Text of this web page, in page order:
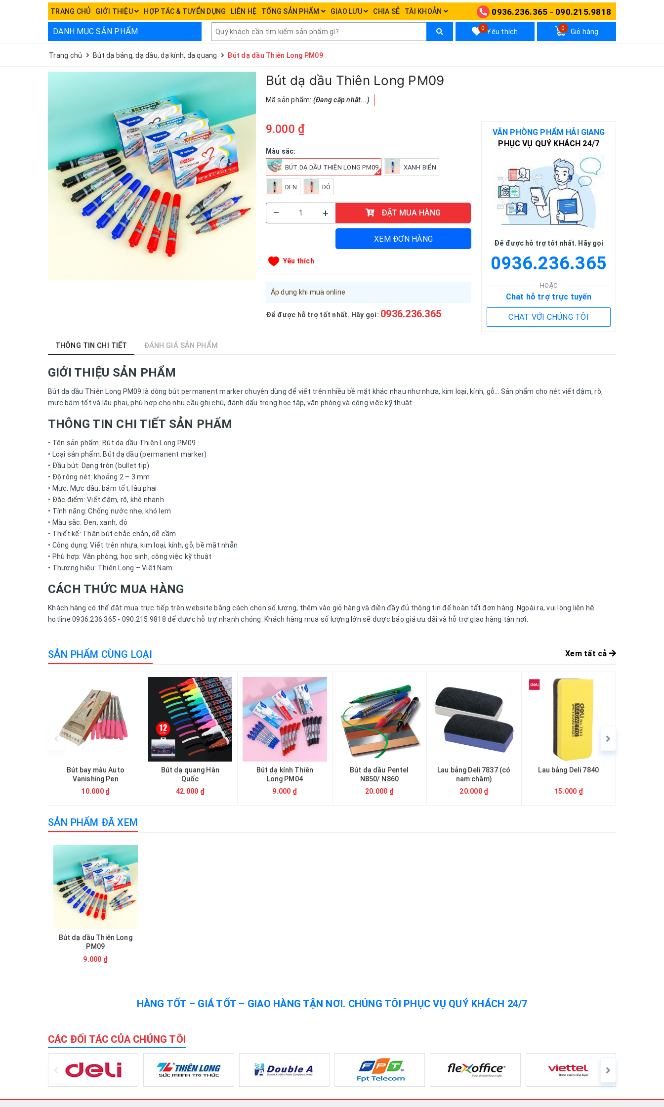
TRANG CHỦ GIỚI THIỆU HỢP TÁC & TUYỂN DỤNG LIÊN HỆ TỔNG SẢN PHẨM GIAO LƯU CHIA SẺ TÀI KHOẢN 0936.236.365 - 090.215.9818
DANH MỤC SẢN PHẨM Yêu thích
0 Giỏ hàng
0
Trang chủ Bút dạ bảng, dạ dầu, dạ kính, dạ quang Bút dạ dầu Thiên Long PM09
Bút dạ dầu Thiên Long PM09
Mã sản phẩm: (Đang cập nhật...)
9.000 ₫
Màu sắc:
BÚT DẠ DẦU THIÊN LONG PM09 XANH BIỂN
ĐEN ĐỎ
– + ĐẶT MUA HÀNG
XEM ĐƠN HÀNG
Yêu thích
Áp dụng khi mua online
Để được hỗ trợ tốt nhất. Hãy gọi: 0936.236.365
VĂN PHÒNG PHẨM HẢI GIANG
PHỤC VỤ QUÝ KHÁCH 24/7
Để được hỗ trợ tốt nhất. Hãy gọi
0936.236.365
HOẶC
Chat hỗ trợ trực tuyến
CHAT VỚI CHÚNG TÔI
THÔNG TIN CHI TIẾT ĐÁNH GIÁ SẢN PHẨM
GIỚI THIỆU SẢN PHẨM
Bút dạ dầu Thiên Long PM09 là dòng bút permanent marker chuyên dùng để viết trên nhiều bề mặt khác nhau như nhựa, kim loại, kính, gỗ… Sản phẩm cho nét viết đậm, rõ,
mực bám tốt và lâu phai, phù hợp cho nhu cầu ghi chú, đánh dấu trong học tập, văn phòng và công việc kỹ thuật.
THÔNG TIN CHI TIẾT SẢN PHẨM
• Tên sản phẩm: Bút dạ dầu Thiên Long PM09
• Loại sản phẩm: Bút dạ dầu (permanent marker)
• Đầu bút: Dạng tròn (bullet tip)
• Độ rộng nét: khoảng 2 – 3 mm
• Mực: Mực dầu, bám tốt, lâu phai
• Đặc điểm: Viết đậm, rõ, khô nhanh
• Tính năng: Chống nước nhẹ, khó lem
• Màu sắc: Đen, xanh, đỏ
• Thiết kế: Thân bút chắc chắn, dễ cầm
• Công dụng: Viết trên nhựa, kim loại, kính, gỗ, bề mặt nhẵn
• Phù hợp: Văn phòng, học sinh, công việc kỹ thuật
• Thương hiệu: Thiên Long – Việt Nam
CÁCH THỨC MUA HÀNG
Khách hàng có thể đặt mua trực tiếp trên website bằng cách chọn số lượng, thêm vào giỏ hàng và điền đầy đủ thông tin để hoàn tất đơn hàng. Ngoài ra, vui lòng liên hệ
hotline 0936.236.365 - 090.215.9818 để được hỗ trợ nhanh chóng. Khách hàng mua số lượng lớn sẽ được báo giá ưu đãi và hỗ trợ giao hàng tận nơi.
SẢN PHẨM CÙNG LOẠI Xem tất cả
Bút bay màu Auto
Vanishing Pen
10.000 ₫
Bút dạ quang Hàn
Quốc
42.000 ₫
Bút dạ kính Thiên
Long PM04
9.000 ₫
Bút dạ dầu Pentel
N850/ N860
20.000 ₫
Lau bảng Deli 7837 (có
nam châm)
20.000 ₫
Lau bảng Deli 7840
15.000 ₫
SẢN PHẨM ĐÃ XEM
Bút dạ dầu Thiên Long
PM09
9.000 ₫
HÀNG TỐT – GIÁ TỐT – GIAO HÀNG TẬN NƠI. CHÚNG TÔI PHỤC VỤ QUÝ KHÁCH 24/7
CÁC ĐỐI TÁC CỦA CHÚNG TÔI